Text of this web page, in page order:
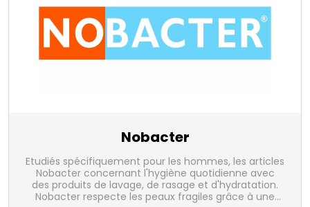
Nobacter
Etudiés spécifiquement pour les hommes, les articles
Nobacter concernant l'hygiène quotidienne avec
des produits de lavage, de rasage et d'hydratation.
Nobacter respecte les peaux fragiles grâce à une